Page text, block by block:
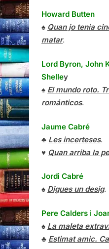
Howard Butten
♠ Quan jo tenia
matar.
Lord Byron, John
Shelley
♠ El mundo roto.
románticos.
Jaume Cabré
♣ Les incerteses.
♥ Quan arriba la
Jordi Cabré
♠ Digues un desig.
Pere Calders i
♠ La maleta
♣ Estimat amic.